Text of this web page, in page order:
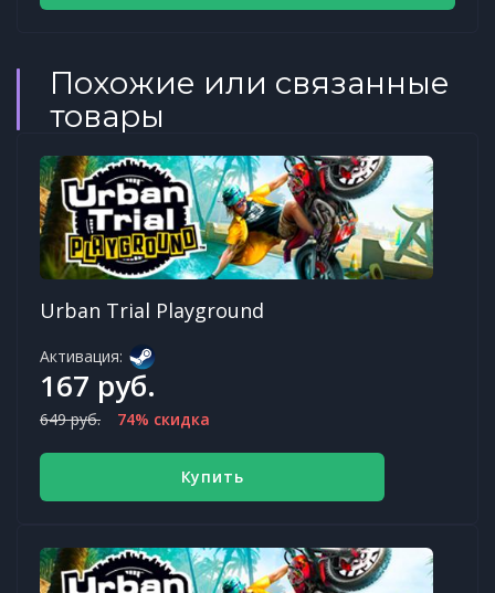
Похожие или связанные
товары
Urban Trial Playground
Активация:
167 руб.
649 руб. 74% скидка
Купить